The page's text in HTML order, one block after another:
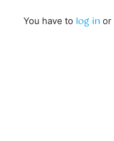
You have to log in or